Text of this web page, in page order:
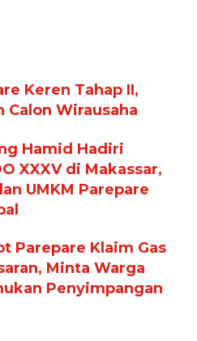
Keren Tahap II,
Wirausaha
Hamid Hadiri
XXXV di Makassar,
UMKM Parepare
Parepare Klaim Gas
Minta Warga
Penyimpangan